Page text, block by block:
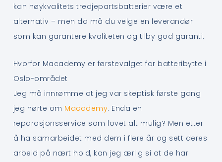
kan høykvalitets tredjepartsbatterier være et
alternativ – men da må du velge en leverandør
som kan garantere kvaliteten og tilby god garanti.
Hvorfor Macademy er førstevalget for batteribytte i
Oslo-området
Jeg må innrømme at jeg var skeptisk første gang
jeg hørte om Macademy. Enda en
reparasjonsservice som lovet alt mulig? Men etter
å ha samarbeidet med dem i flere år og sett deres
arbeid på nært hold, kan jeg ærlig si at de har